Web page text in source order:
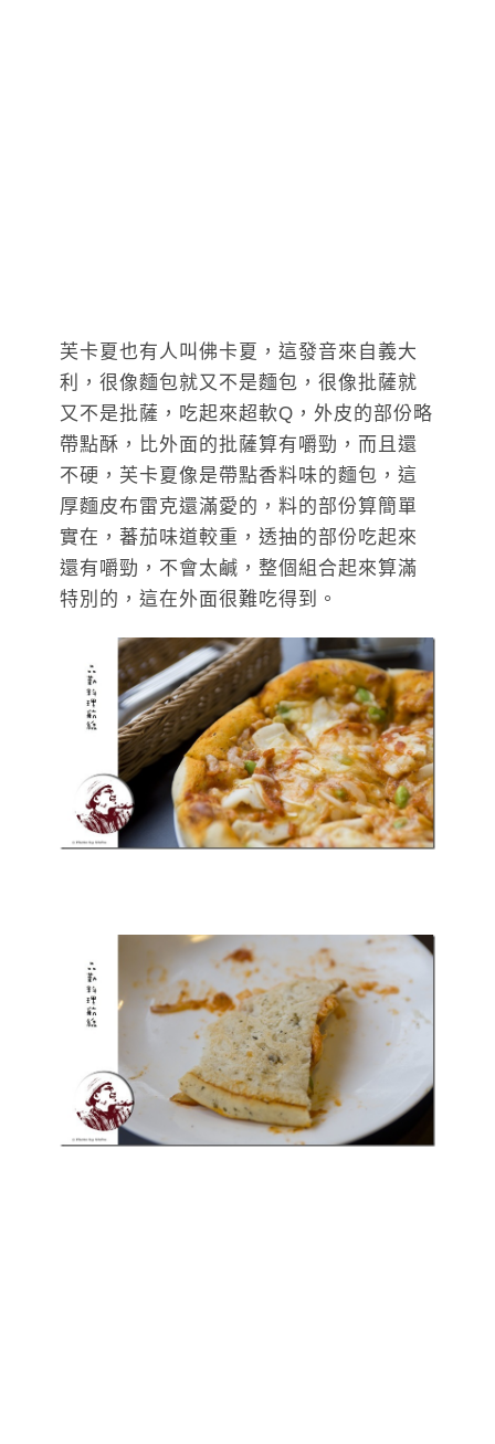
芙卡夏也有人叫佛卡夏，這發音來自義大
利，很像麵包就又不是麵包，很像批薩就
又不是批薩，吃起來超軟Q，外皮的部份略
帶點酥，比外面的批薩算有嚼勁，而且還
不硬，芙卡夏像是帶點香料味的麵包，這
厚麵皮布雷克還滿愛的，料的部份算簡單
實在，蕃茄味道較重，透抽的部份吃起來
還有嚼勁，不會太鹹，整個組合起來算滿
特別的，這在外面很難吃得到。